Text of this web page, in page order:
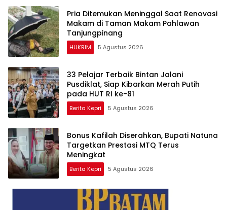
Pria Ditemukan Meninggal Saat Renovasi
Makam di Taman Makam Pahlawan
Tanjungpinang
HUKRIM 5 Agustus 2026
33 Pelajar Terbaik Bintan Jalani
Pusdiklat, Siap Kibarkan Merah Putih
pada HUT RI ke-81
Berita Kepri 5 Agustus 2026
Bonus Kafilah Diserahkan, Bupati Natuna
Targetkan Prestasi MTQ Terus
Meningkat
Berita Kepri 5 Agustus 2026